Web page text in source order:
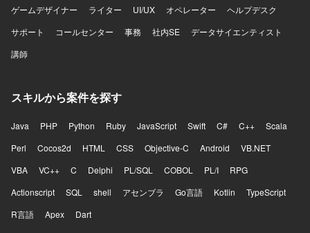
ゲームデザイナー
ライター UI/UX オペレーター
ヘルプデスク
サポート
コールセンター 事務 社内SE
データサイエンティスト
講師
スキルから案件を探す
Java PHP Python Ruby JavaScript Swift C# C++
Scala
Perl
Cocos2d HTML CSS Objective-C Android
VB.NET
VBA
VC++ C Delphi PL/SQL COBOL PL/I
RPG
Actionscript
SQL shell アセンブラ Go言語 Kotlin
TypeScript
R言語
Apex Dart